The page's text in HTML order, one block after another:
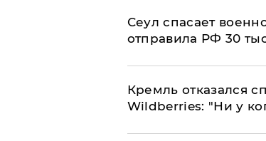
​Сеул спасает
отправила РФ 30
Кремль отказался
Wildberries: "Ни у